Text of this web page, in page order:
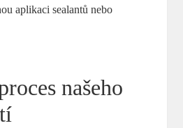
aplikaci sealantů nebo
našeho